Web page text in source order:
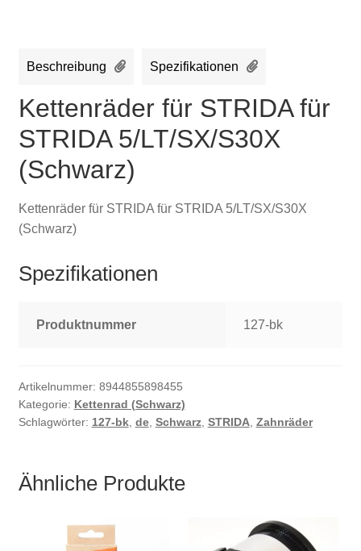
Beschreibung Spezifikationen
Kettenräder für STRIDA für
STRIDA 5/LT/SX/S30X
(Schwarz)
Kettenräder für STRIDA für STRIDA 5/LT/SX/S30X
(Schwarz)
Spezifikationen
Produktnummer 127-bk
Artikelnummer: 8944855898455
Kategorie: Kettenrad (Schwarz)
Schlagwörter: 127-bk, de, Schwarz, STRIDA, Zahnräder
Ähnliche Produkte